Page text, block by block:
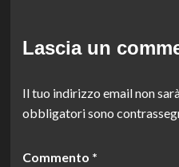
Lascia un
Il tuo indirizzo email non
obbligatori sono
Commento *